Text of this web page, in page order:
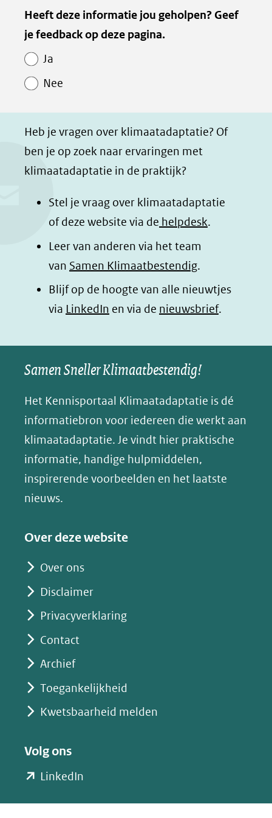
l
e
a
b
o
o
(opent
in
nieuw
venster)
naar
een
website)
l
e
i
d
I
(opent
in
nieuw
venster)
naar
een
website)
l
e
h
t
a
p
(opent
in
nieuw
venster)
naar
een
website)
z
e
n
d
l
e
o
p
B
l
e
s
y
(opent
in
nieuw
venster)
Kopie
van
Paginawaardering
Heeft deze informatie jou geholpen? Geef
je feedback op deze pagina.
Ja
Nee
Heb je vragen over klimaatadaptatie? Of
ben je op zoek naar ervaringen met
klimaatadaptatie in de praktijk?
Stel je vraag over klimaatadaptatie
of deze website via de helpdesk.
Leer van anderen via het team
van Samen Klimaatbestendig.
Blijf op de hoogte van alle nieuwtjes
via LinkedIn (opent
nieuw
venster)
naar
een
andere
website)
en via de nieuwsbrief.
Samen Sneller Klimaatbestendig!
Het Kennisportaal Klimaatadaptatie is dé
informatiebron voor iedereen die werkt aan
klimaatadaptatie. Je vindt hier praktische
informatie, handige hulpmiddelen,
inspirerende voorbeelden en het laatste
nieuws.
Over deze website
Over ons
Disclaimer
Privacyverklaring
Contact
Archief
Toegankelijkheid
Kwetsbaarheid melden
Volg ons
LinkedIn